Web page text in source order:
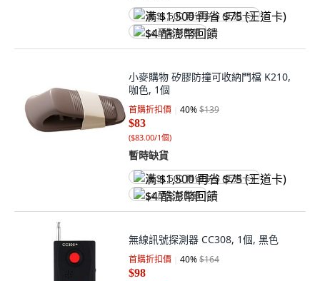
满 $1,500 再省 $75 (王道卡)
$4 酷澎幣回饋
小麥購物 矽膠防撞可收納門檔 K210,
咖色, 1個
首購折扣價 40%$139
$83
($83.00/1個)
暫時缺貨
满 $1,500 再省 $75 (王道卡)
$4 酷澎幣回饋
無線訊號探測器 CC308, 1個, 黑色
首購折扣價 40%$164
$98